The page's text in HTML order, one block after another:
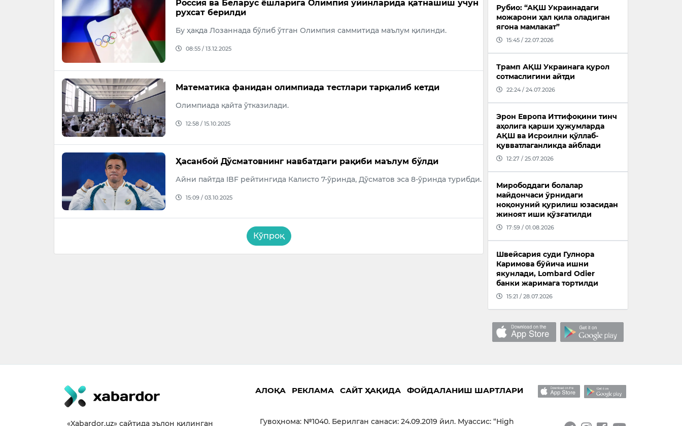
Россия ва Беларус ёшларига Олимпия ўйинларида қатнашиш учун
рухсат берилди
Бу ҳақда Лозаннада бўлиб ўтган Олимпия саммитида маълум қилинди.
08:55 / 13.12.2025
Математика фанидан олимпиада тестлари тарқалиб кетди
Олимпиада қайта ўтказилади.
12:58 / 15.10.2025
Ҳасанбой Дўсматовнинг навбатдаги рақиби маълум бўлди
Айни пайтда IBF рейтингида Калисто 7-ўринда, Дўсматов эса 8-ўринда турибди.
15:09 / 03.10.2025
Кўпроқ
Рубио: “АҚШ Украинадаги
можарони ҳал қила оладиган
ягона мамлакат”
15:45 / 22.07.2026
Трамп АҚШ Украинага қурол
сотмаслигини айтди
22:24 / 24.07.2026
Эрон Европа Иттифоқини тинч
аҳолига қарши ҳужумларда
АҚШ ва Исроилни қўллаб-
қувватлаганликда айблади
12:27 / 25.07.2026
Мирободдаги болалар
майдончаси ўрнидаги
ноқонуний қурилиш юзасидан
жиноят иши қўзғатилди
17:59 / 01.08.2026
Швейсария суди Гулнора
Каримова бўйича ишни
якунлади, Lombard Odier
банки жаримага тортилди
15:21 / 28.07.2026
«Xabardor.uz» сайтида эълон қилинган
АЛОҚА РЕКЛАМА САЙТ ҲАҚИДА ФОЙДАЛАНИШ ШАРТЛАРИ
Гувоҳнома: №1040. Берилган санаси: 24.09.2019 йил. Муассис: “High